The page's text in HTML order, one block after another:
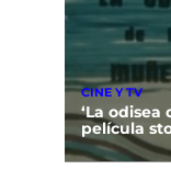
CINE Y TV
‘La odisea
película